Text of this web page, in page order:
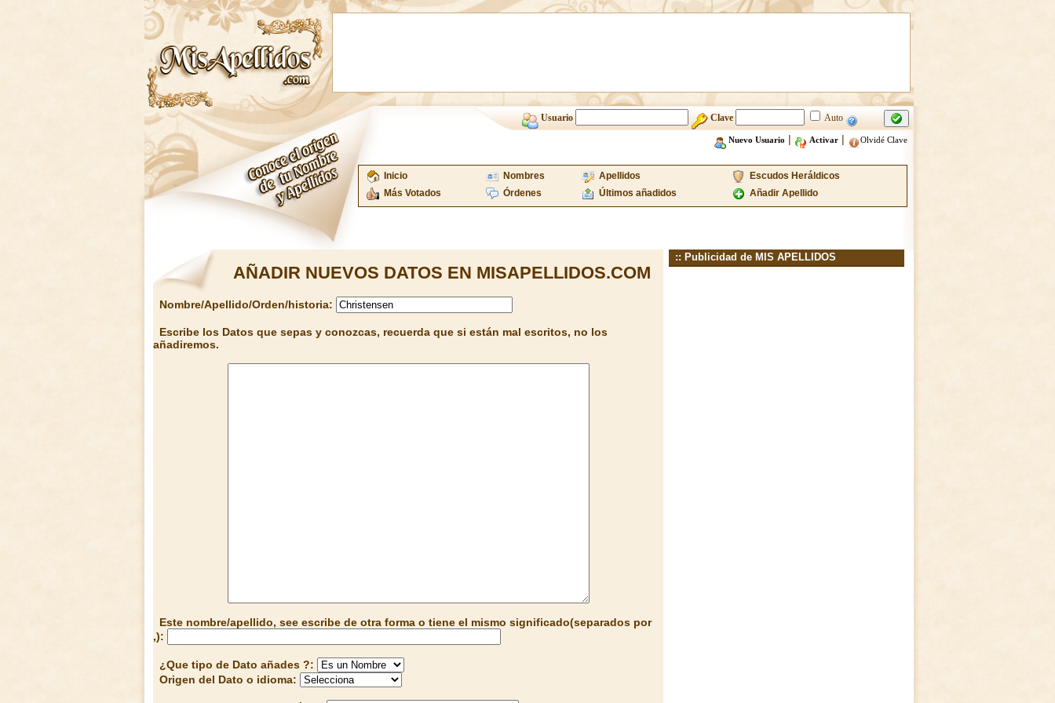
Usuario Clave Auto
Nuevo Usuario | Activar| Olvidé Clave
Inicio Nombres Apellidos
Escudos Heráldicos
Más Votados
Órdenes Últimos añadidos Añadir Apellido
AÑADIR NUEVOS DATOS EN MISAPELLIDOS.COM
Nombre/Apellido/Orden/historia:
Escribe los Datos que sepas y conozcas, recuerda que si están mal escritos, no los
añadiremos.
Este nombre/apellido, see escribe de otra forma o tiene el mismo significado(separados por
,):
¿Que tipo de Dato añades ?:
Origen del Dato o idioma:
:: Publicidad de MIS APELLIDOS